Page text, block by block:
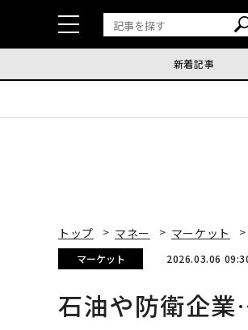
新着記事
トップ マネー マーケット
マーケット 2026.03.06
石油や防衛企